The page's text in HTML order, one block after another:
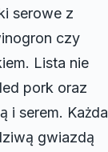
serowe z
czy
Lista nie
pork oraz
i serem. Każda
gwiazdą